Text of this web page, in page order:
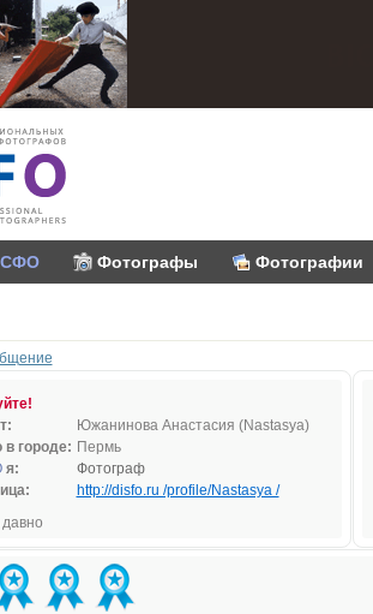
Фотографы Фотографии
Южанинова Анастасия (Nastasya)
городе: Пермь
я:
Фотограф
http://disfo.ru /profile/Nastasya /